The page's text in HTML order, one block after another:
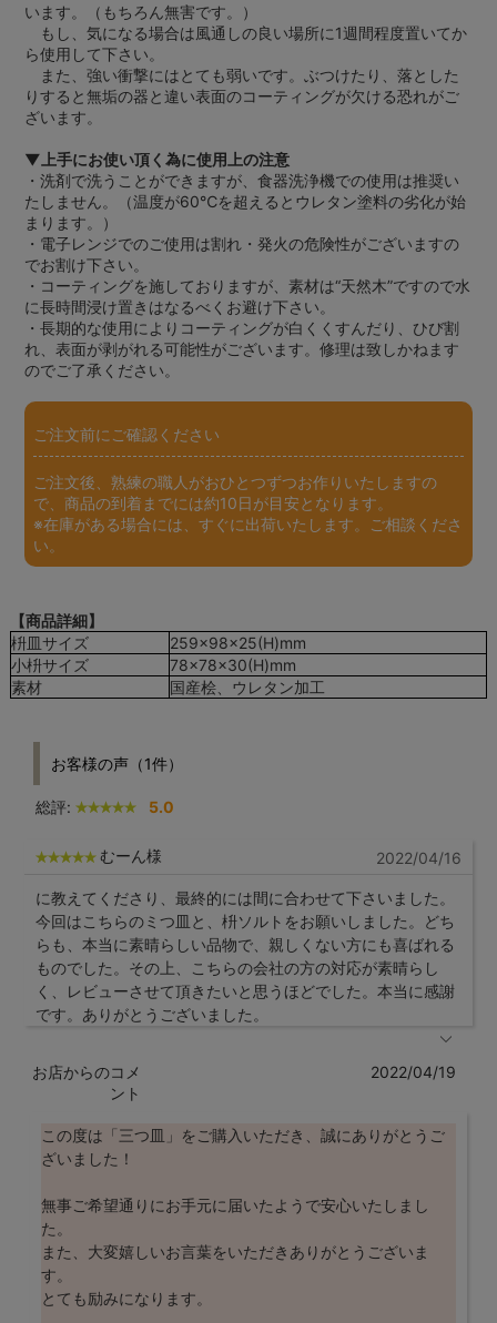
います。（もちろん無害です。）
もし、気になる場合は風通しの良い場所に1週間程度置いてか
ら使用して下さい。
また、強い衝撃にはとても弱いです。ぶつけたり、落とした
りすると無垢の器と違い表面のコーティングが欠ける恐れがご
ざいます。
▼上手にお使い頂く為に使用上の注意
・洗剤で洗うことができますが、食器洗浄機での使用は推奨い
たしません。（温度が60℃を超えるとウレタン塗料の劣化が始
まります。）
・電子レンジでのご使用は割れ・発火の危険性がございますの
でお割け下さい。
・コーティングを施しておりますが、素材は“天然木”ですので水
に長時間浸け置きはなるべくお避け下さい。
・長期的な使用によりコーティングが白くくすんだり、ひび割
れ、表面が剥がれる可能性がございます。修理は致しかねます
のでご了承ください。
ご注文前にご確認ください
ご注文後、熟練の職人がおひとつずつお作りいたしますの
で、商品の到着までには約10日が目安となります。
※在庫がある場合には、すぐに出荷いたします。ご相談くださ
い。
【商品詳細】
枡皿サイズ
259×98×25(H)mm
小枡サイズ
78×78×30(H)mm
素材
国産桧、ウレタン加工
お客様の声（1件）
総評: 5.0
むーん様 2022/04/16
に教えてくださり、最終的には間に合わせて下さいました。
今回はこちらのミつ皿と、枡ソルトをお願いしました。どち
らも、本当に素晴らしい品物で、親しくない方にも喜ばれる
ものでした。その上、こちらの会社の方の対応が素晴らし
く、レビューさせて頂きたいと思うほどでした。本当に感謝
です。ありがとうございました。
お店からのコメ
ント
2022/04/19
この度は「三つ皿」をご購入いただき、誠にありがとうご
ざいました！
無事ご希望通りにお手元に届いたようで安心いたしまし
た。
また、大変嬉しいお言葉をいただきありがとうございま
す。
とても励みになります。